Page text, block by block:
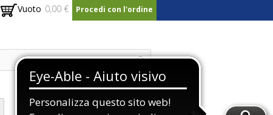
Vuoto 0,00 € Procedi con l'ordine
Gift Card E Buoni